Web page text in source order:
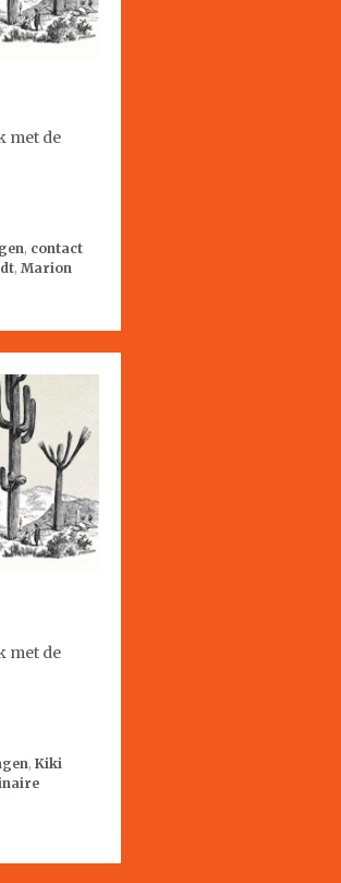
met de
, contact
, Marion
met de
, Kiki